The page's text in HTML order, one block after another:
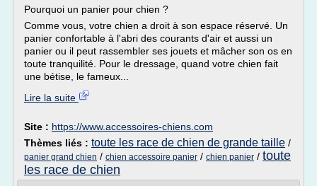
Pourquoi un panier pour chien ?
Comme vous, votre chien a droit à son espace réservé. Un
panier confortable à l'abri des courants d'air et aussi un
panier ou il peut rassembler ses jouets et mâcher son os en
toute tranquilité. Pour le dressage, quand votre chien fait
une bétise, le fameux...
Lire la suite
Site : https://www.accessoires-chiens.com
Thèmes liés : toute les race de chien de grande taille /
panier grand chien / chien accessoire panier / chien panier / toute
les race de chien